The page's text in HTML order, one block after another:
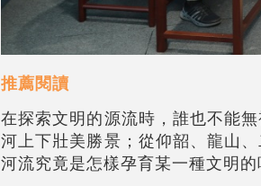
推薦閱讀
在探索文明的源流時，誰也不能
河上下壯美勝景；從仰韶、龍山
河流究竟是怎樣孕育某一種文明